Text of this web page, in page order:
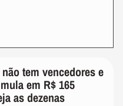
não tem vencedores e
em R$ 165
as dezenas